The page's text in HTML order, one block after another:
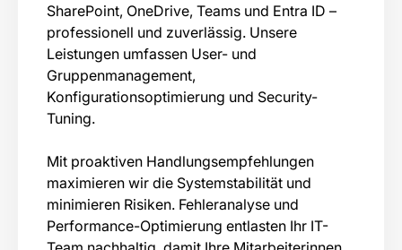
SharePoint, OneDrive, Teams und Entra ID –
professionell und zuverlässig. Unsere
Leistungen umfassen User- und
Gruppenmanagement,
Konfigurationsoptimierung und Security-
Tuning.
Mit proaktiven Handlungsempfehlungen
maximieren wir die Systemstabilität und
minimieren Risiken. Fehleranalyse und
Performance-Optimierung entlasten Ihr IT-